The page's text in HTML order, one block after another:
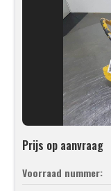
Prijs op aanvraag
Voorraad nummer: